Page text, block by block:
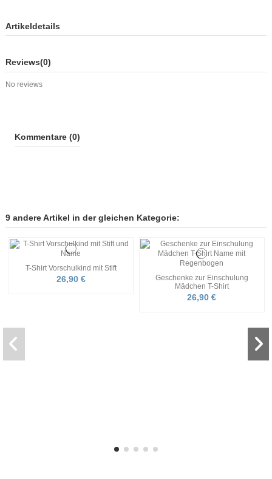
Artikeldetails
Reviews(0)
No reviews
Kommentare (0)
9 andere Artikel in der gleichen Kategorie:
T-Shirt Vorschulkind mit Stift
26,90 €
Geschenke zur Einschulung
Mädchen T-Shirt
26,90 €